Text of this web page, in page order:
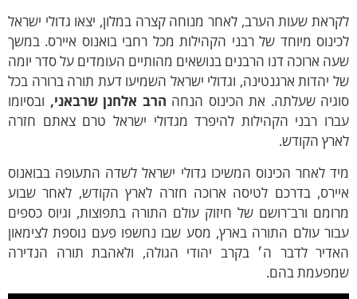
שעות הערב, לאחר מנוחה קצרה במלון, יצאו גדולי ישראל
מיוחד של רבני הקהילות מכל רחבי בואנוס איירס. במשך
ארוכה דנו הרבנים בנושאים מהותיים העומדים על סדר יומה
יהדות ארגנטינה, וגדולי ישראל השמיעו דעת תורה ברורה בכל
שעלתה. את הכינוס הנחההרב אלחנן שרבאני,ובסיומו
רבני הקהילות להיפרד מגדולי ישראל טרם צאתם חזרה
הקודש.
לאחר הכינוס המשיכו גדולי ישראל לשדה התעופה בבואנוס
בדרכם לטיסה ארוכה חזרה לארץ הקודש, לאחר שבוע
ורב־רושם של חיזוק עולם התורה בתפוצות, וגיוס כספים
עולם התורה בארץ, מסע שבו נחשפו פעם נוספת לצימאון
לדבר ה׳ בקרב יהודי הגולה, ולאהבת תורה הנדירה
בהם.